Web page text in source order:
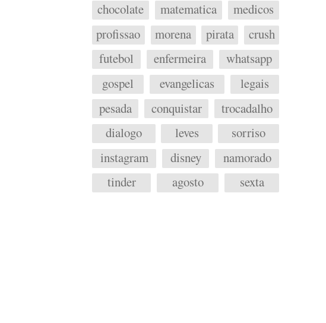
chocolate
matematica
medicos
profissao
morena pirata
crush
futebol
enfermeira
whatsapp
gospel
evangelicas
legais
pesada
conquistar
trocadalho
dialogo
leves
sorriso
instagram
disney
namorado
tinder
agosto sexta